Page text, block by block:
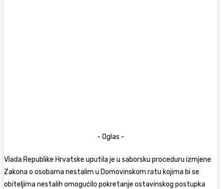
- Oglas -
Vlada Republike Hrvatske uputila je u saborsku proceduru izmjene
Zakona o osobama nestalim u Domovinskom ratu kojima bi se
obiteljima nestalih omogućilo pokretanje ostavinskog postupka